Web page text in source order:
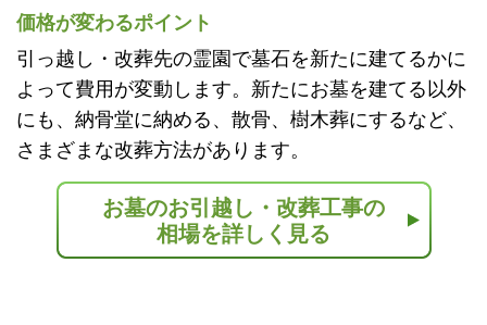
価格が変わるポイント
引っ越し・改葬先の霊園で墓石を新たに建てるかに
よって費用が変動します。新たにお墓を建てる以外
にも、納骨堂に納める、散骨、樹木葬にするなど、
さまざまな改葬方法があります。
お墓のお引越し・改葬工事の
相場を詳しく見る